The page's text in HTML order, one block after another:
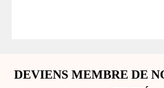
DEVIENS MEMBRE DE